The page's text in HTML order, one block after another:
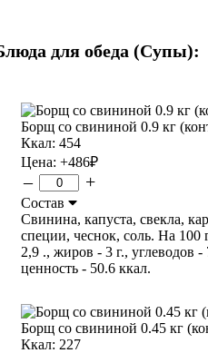
для обеда (Супы):
Борщ со свининой 0.9 кг
Ккал: 454
Цена: +486₽
– +
Состав
Свинина, капуста, свекла,
специи, чеснок, соль. На 100
2,9 ., жиров - 3 г., углеводов -
ценность - 50.6 ккал.
Борщ со свининой 0.45 кг
Ккал: 227